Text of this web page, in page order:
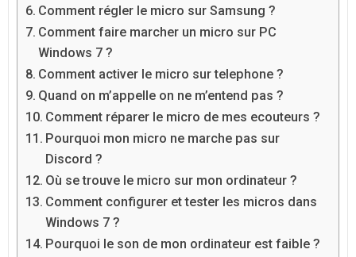
Comment régler le micro sur Samsung ?
Comment faire marcher un micro sur PC
Windows 7 ?
Comment activer le micro sur telephone ?
Quand on m’appelle on ne m’entend pas ?
Comment réparer le micro de mes ecouteurs ?
Pourquoi mon micro ne marche pas sur
Discord ?
Où se trouve le micro sur mon ordinateur ?
Comment configurer et tester les micros dans
Windows 7 ?
Pourquoi le son de mon ordinateur est faible ?